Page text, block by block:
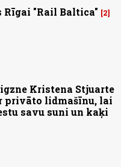
Rīgai "Rail Baltica" 2
Kristena Stjuarte
privāto lidmašīnu, lai
savu suni un kaķi